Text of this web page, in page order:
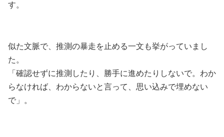
す。
似た文脈で、推測の暴走を止める一文も挙がっていまし
た。
「確認せずに推測したり、勝手に進めたりしないで。わか
らなければ、わからないと言って、思い込みで埋めない
で」。